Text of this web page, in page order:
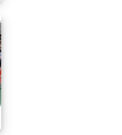
113.1.17中年級營養教育(